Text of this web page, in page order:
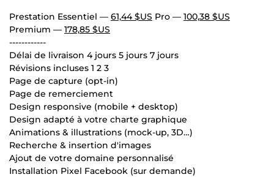
Prestation Essentiel — 61,44 $US Pro — 100,38 $US
Premium — 178,85 $US
------------
Délai de livraison 4 jours 5 jours 7 jours
Révisions incluses 1 2 3
Page de capture (opt-in)
Page de remerciement
Design responsive (mobile + desktop)
Design adapté à votre charte graphique
Animations & illustrations (mock-up, 3D…)
Recherche & insertion d'images
Ajout de votre domaine personnalisé
Installation Pixel Facebook (sur demande)